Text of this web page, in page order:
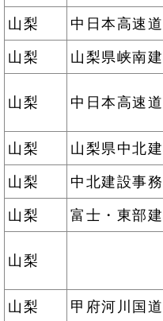
山梨
中日本高速
山梨
山梨県峡南
山梨 中日本高速
山梨
山梨県中北
山梨
中北建設事
山梨
富士・東部
山梨
山梨 甲府河川国